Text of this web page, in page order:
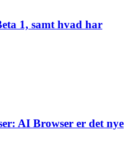
1, samt hvad har
AI Browser er det nye